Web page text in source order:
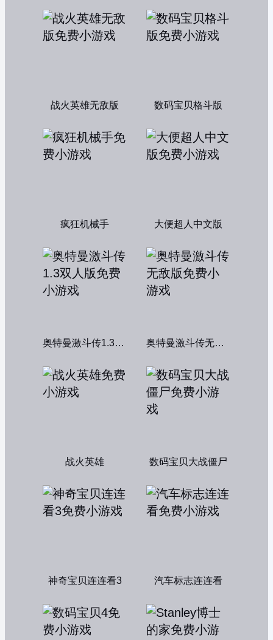
战火英雄无敌版 数码宝贝格斗版
疯狂机械手 大便超人中文版
奥特曼激斗传1.3双人版 奥特曼激斗传无敌版
战火英雄 数码宝贝大战僵尸
神奇宝贝连连看3 汽车标志连连看